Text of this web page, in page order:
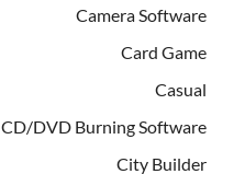
Camera Software
Card Game
Casual
CD/DVD Burning Software
City Builder